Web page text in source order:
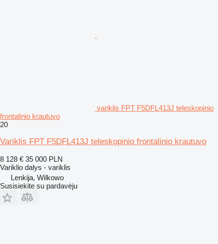
variklis FPT F5DFL413J teleskopinio
frontalinio krautuvo
20
Variklis FPT F5DFL413J teleskopinio frontalinio krautuvo
8 128 € 35 000 PLN
Variklio dalys - variklis
Lenkija, Wilkowo
Susisiekite su pardavėju